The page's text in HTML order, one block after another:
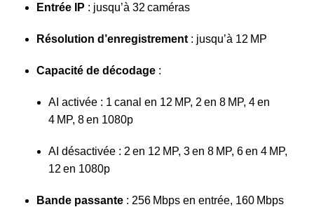
Entrée IP : jusqu’à 32 caméras
Résolution d’enregistrement : jusqu’à 12 MP
Capacité de décodage :
AI activée : 1 canal en 12 MP, 2 en 8 MP, 4 en
4 MP, 8 en 1080p
AI désactivée : 2 en 12 MP, 3 en 8 MP, 6 en 4 MP,
12 en 1080p
Bande passante : 256 Mbps en entrée, 160 Mbps